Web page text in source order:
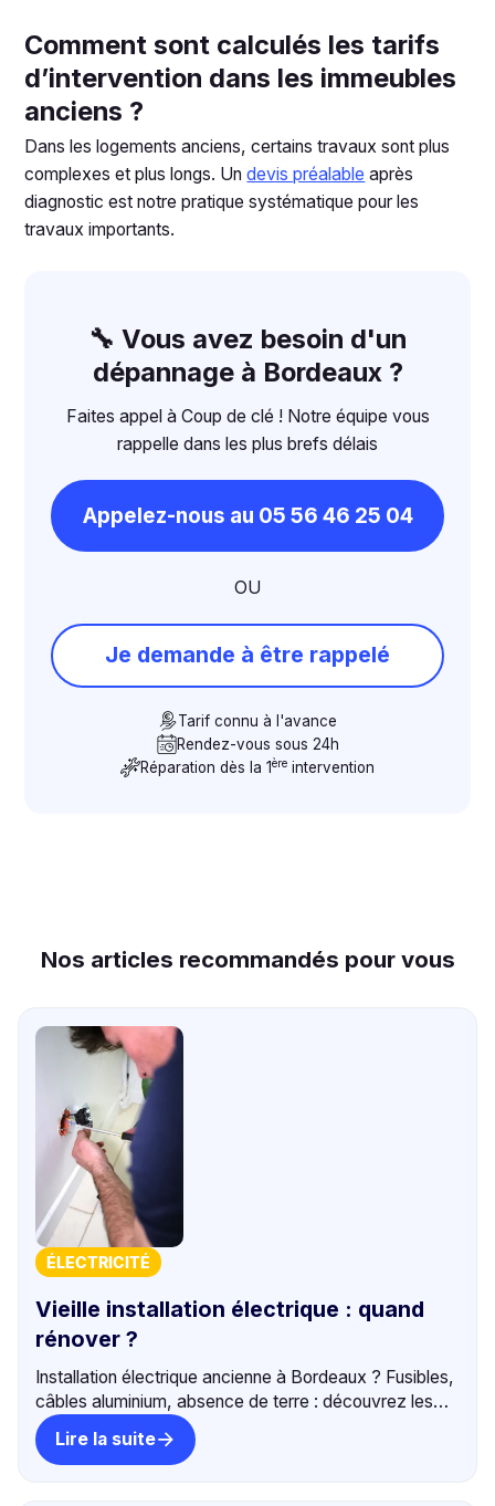
Comment sont calculés les tarifs
d’intervention dans les immeubles
anciens ?
Dans les logements anciens, certains travaux sont plus
complexes et plus longs. Undevis préalable après
diagnostic est notre pratique systématique pour les
travaux importants.
🔧 Vous avez besoin d'un
dépannage à Bordeaux ?
Faites appel à Coup de clé ! Notre équipe vous
rappelle dans les plus brefs délais
Appelez-nous au 05 56 46 25 04
OU
Je demande à être rappelé
Tarif connu à l'avance
Rendez-vous sous 24h
Réparation dès la 1ère intervention
Nos articles recommandés pour vous
ÉLECTRICITÉ
Vieille installation électrique : quand
rénover ?
Installation électrique ancienne à Bordeaux ? Fusibles,
câbles aluminium, absence de terre : découvrez les
risques et quand rénover. +500 avis 5⭐.
Lire la suite